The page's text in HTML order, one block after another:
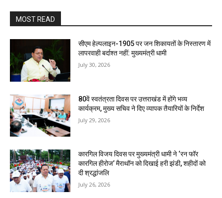
MOST READ
सीएम हेल्पलाइन-1905 पर जन शिकायतों के निस्तारण में
लापरवाही बर्दाश्त नहीं: मुख्यमंत्री धामी
July 30, 2026
80वें स्वतंत्रता दिवस पर उत्तराखंड में होंगे भव्य
कार्यक्रम, मुख्य सचिव ने दिए व्यापक तैयारियों के निर्देश
July 29, 2026
कारगिल विजय दिवस पर मुख्यमंत्री धामी ने ‘रन फॉर
कारगिल हीरोज’ मैराथॉन को दिखाई हरी झंडी, शहीदों को
दी श्रद्धांजलि
July 26, 2026